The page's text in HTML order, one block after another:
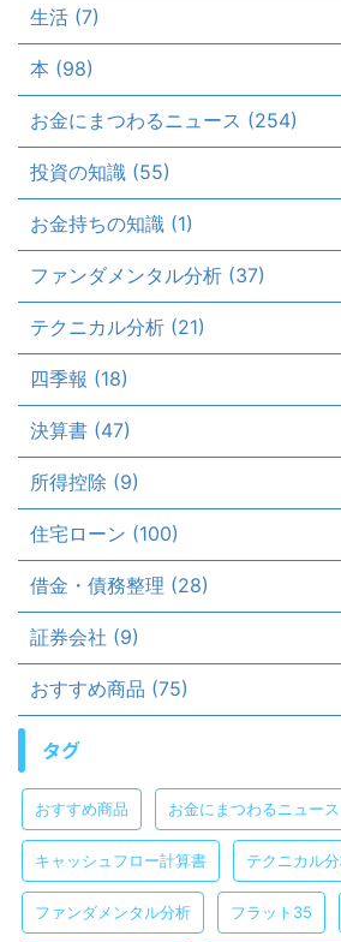
生活 (7)
本 (98)
お金にまつわるニュース (254)
投資の知識 (55)
お金持ちの知識 (1)
ファンダメンタル分析 (37)
テクニカル分析 (21)
四季報 (18)
決算書 (47)
所得控除 (9)
住宅ローン (100)
借金・債務整理 (28)
証券会社 (9)
おすすめ商品 (75)
タグ
おすすめ商品 お金にまつわるニュース
キャッシュフロー計算書 テクニカル
ファンダメンタル分析 フラット35